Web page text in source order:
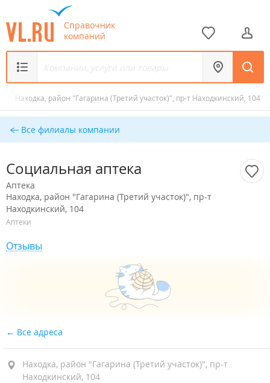
Справочник
компаний
Находка, район "Гагарина (Третий участок)", пр-т Находкинский, 104
Все филиалы компании
Социальная аптека
Аптека
Находка, район "Гагарина (Третий участок)", пр-т
Находкинский, 104
Аптеки
Отзывы
Все адреса
Находка, район "Гагарина (Третий участок)", пр-т
Находкинский, 104